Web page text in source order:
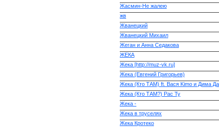
Жасмин-Не жалею
жв
Жванецкий
Жванецкий Михаил
Жеган и Анна Седакова
ЖЕКА
Жека [http://muz-vk.ru]
Жека (Евгений Григорьев)
Жека (Кто ТАМ) ft. Вася Kimo и Дима
Жека (Кто ТАМ?) Рас Ту
Жека -
Жека в труселях
Жека Кротеко